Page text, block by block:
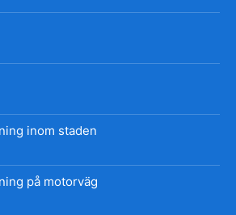
inom staden
på motorväg